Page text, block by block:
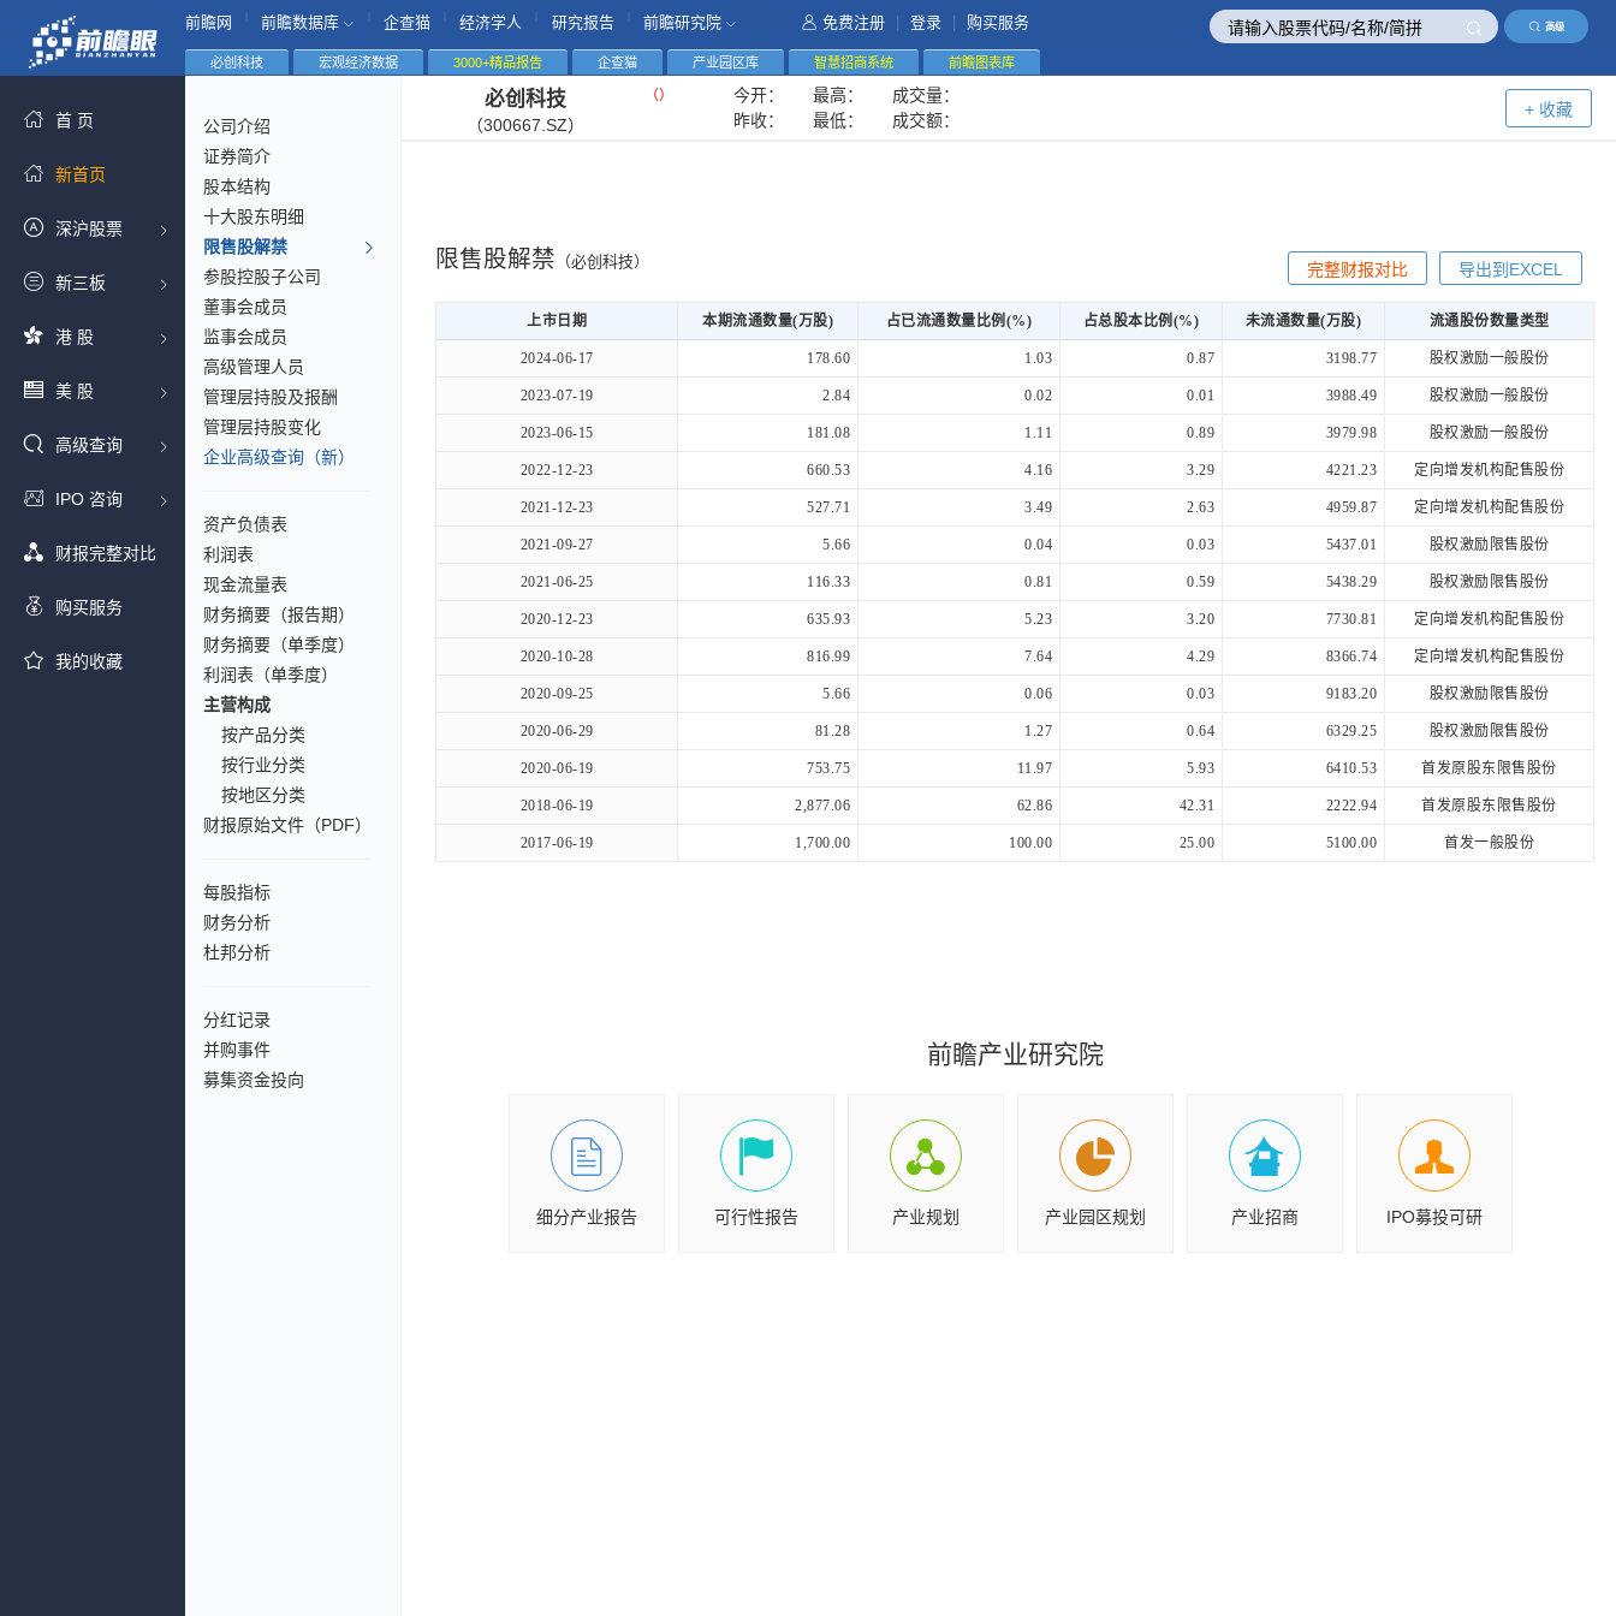
高级
前瞻网 前瞻数据库 企查猫 经济学人 研究报告 前瞻研究院 免费注册 登录 购买服务
首 页
新首页
深沪股票
新三板
港 股
美 股
高级查询
IPO 咨询
财报完整对比
购买服务
我的收藏
必创科技 宏观经济数据 3000+精品报告 企查猫 产业园区库 智慧招商系统 前瞻图表库
公司介绍
证券简介
股本结构
十大股东明细
限售股解禁
参股控股子公司
董事会成员
监事会成员
高级管理人员
管理层持股及报酬
管理层持股变化
企业高级查询（新）
资产负债表
利润表
现金流量表
财务摘要（报告期）
财务摘要（单季度）
利润表（单季度）
主营构成
按产品分类
按行业分类
按地区分类
财报原始文件（PDF）
每股指标
财务分析
杜邦分析
分红记录
并购事件
募集资金投向
必创科技
（300667.SZ）
（） 今开： 最高：
成交量：
昨收：
最低： 成交额：
+ 收藏
限售股解禁 （必创科技） 导出到EXCEL
完整财报对比
上市日期 本期流通数量(万股) 占已流通数量比例(%) 占总股本比例(%) 未流通数量(万股) 流通股份数量类型
2024-06-17 178.60 1.03 0.87 3198.77 股权激励一般股份
2023-07-19 2.84 0.02 0.01 3988.49 股权激励一般股份
2023-06-15 181.08 1.11 0.89 3979.98 股权激励一般股份
2022-12-23 660.53 4.16 3.29 4221.23 定向增发机构配售股份
2021-12-23 527.71 3.49 2.63 4959.87 定向增发机构配售股份
2021-09-27 5.66 0.04 0.03 5437.01 股权激励限售股份
2021-06-25 116.33 0.81 0.59 5438.29 股权激励限售股份
2020-12-23 635.93 5.23 3.20 7730.81 定向增发机构配售股份
2020-10-28 816.99 7.64 4.29 8366.74 定向增发机构配售股份
2020-09-25 5.66 0.06 0.03 9183.20 股权激励限售股份
2020-06-29 81.28 1.27 0.64 6329.25 股权激励限售股份
2020-06-19 753.75 11.97 5.93 6410.53 首发原股东限售股份
2018-06-19 2,877.06 62.86 42.31 2222.94 首发原股东限售股份
2017-06-19 1,700.00 100.00 25.00 5100.00 首发一般股份
前瞻产业研究院
细分产业报告 可行性报告 产业规划 产业园区规划 产业招商 IPO募投可研